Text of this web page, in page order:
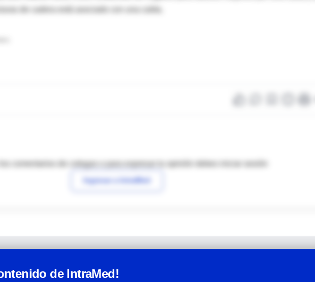
los comentarios de colegas o para expresar tu opinión debes iniciar sesión
Ingresar a IntraMed
de IntraMed!